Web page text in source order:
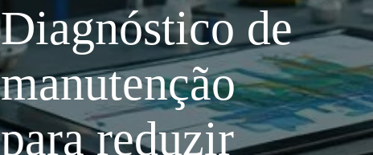
Diagnóstico de
manutenção
para reduzir